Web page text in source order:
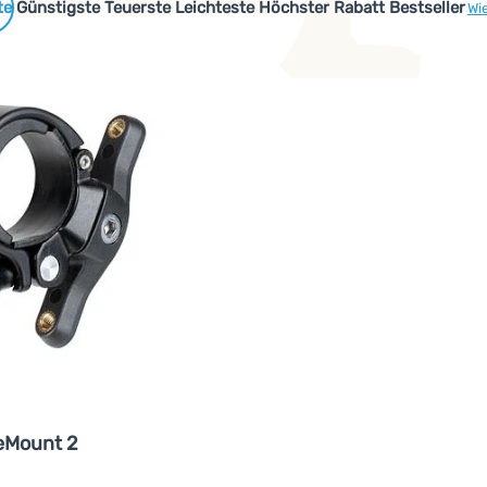
Günstigste Teuerste Leichteste Höchster Rabatt Bestseller
Produkte
2